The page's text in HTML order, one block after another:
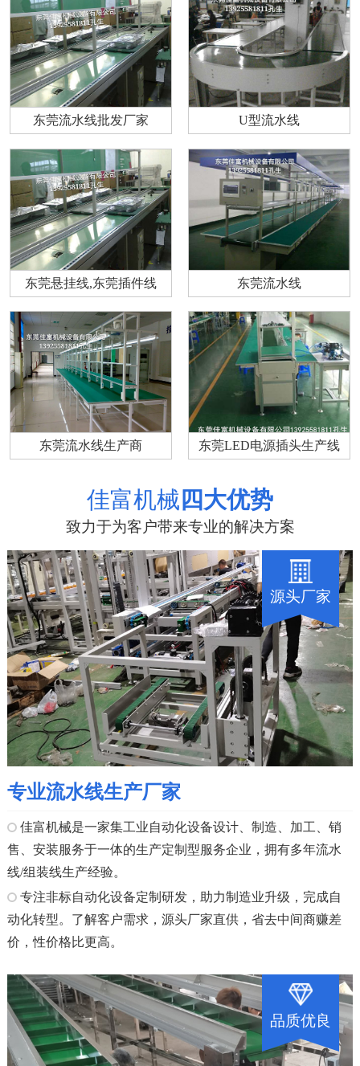
东莞流水线批发厂家 U型流水线
东莞悬挂线,东莞插件线 东莞流水线
东莞流水线生产商 东莞LED电源插头生产线
佳富机械 四大优势
致力于为客户带来专业的解决方案
源头厂家
专业流水线生产厂家
佳富机械是一家集工业自动化设备设计、制造、加工、销
售、安装服务于一体的生产定制型服务企业，拥有多年流水
线/组装线生产经验。
专注非标自动化设备定制研发，助力制造业升级，完成自
动化转型。了解客户需求，源头厂家直供，省去中间商赚差
价，性价格比更高。
品质优良